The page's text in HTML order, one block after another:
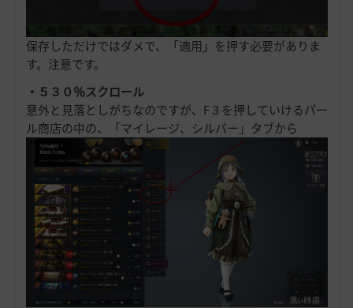
保存しただけではダメで、「適用」を押す必要がありま
す。注意です。
・５３０％スクロール
意外と見落としがちなのですが、F３を押していけるパー
ル商店の中の、「マイレージ、シルバー」タブから